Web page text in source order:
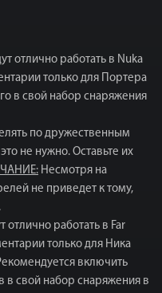
отлично работать в Nuka
только для Портера
в свой набор снаряжения
по дружественным
не нужно. Оставьте их
Несмотря на
не приведет к тому,
отлично работать в Far
только для Ника
включить
в свой набор снаряжения в